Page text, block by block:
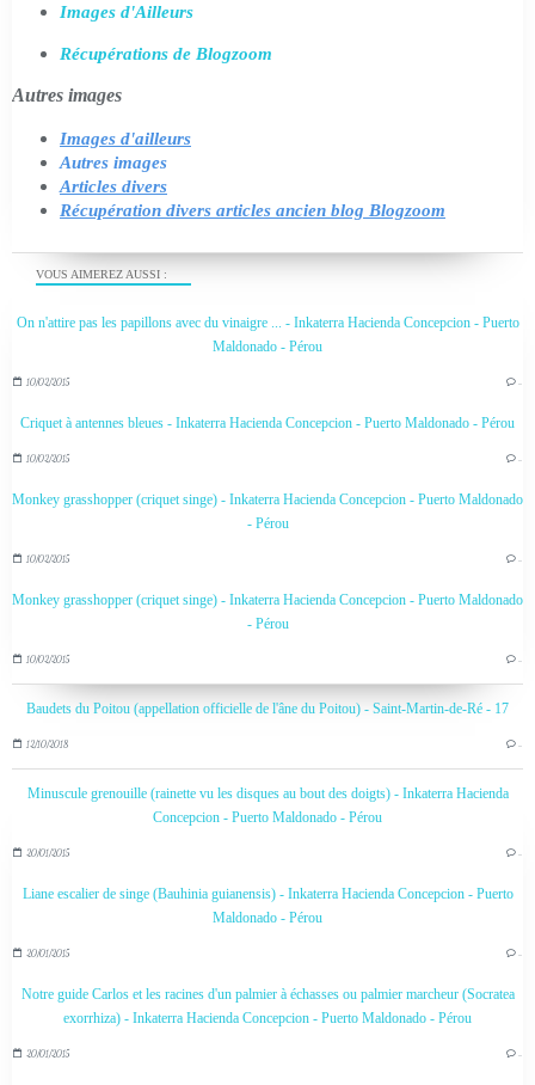
VOUS AIMEREZ AUSSI :
On n'attire pas les papillons avec du vinaigre ... - Inkaterra Hacienda Concepcion - Puerto
Maldonado - Pérou
10/02/2015 …
Criquet à antennes bleues - Inkaterra Hacienda Concepcion - Puerto Maldonado - Pérou
10/02/2015 …
Monkey grasshopper (criquet singe) - Inkaterra Hacienda Concepcion - Puerto Maldonado
- Pérou
10/02/2015 …
Monkey grasshopper (criquet singe) - Inkaterra Hacienda Concepcion - Puerto Maldonado
- Pérou
10/02/2015 …
Baudets du Poitou (appellation officielle de l'âne du Poitou) - Saint-Martin-de-Ré - 17
12/10/2018 …
Minuscule grenouille (rainette vu les disques au bout des doigts) - Inkaterra Hacienda
Concepcion - Puerto Maldonado - Pérou
20/01/2015 …
Liane escalier de singe (Bauhinia guianensis) - Inkaterra Hacienda Concepcion - Puerto
Maldonado - Pérou
20/01/2015 …
Notre guide Carlos et les racines d'un palmier à échasses ou palmier marcheur (Socratea
exorrhiza) - Inkaterra Hacienda Concepcion - Puerto Maldonado - Pérou
20/01/2015 …
Images d'Ailleurs
Récupérations de Blogzoom
Autres images
Images d'ailleurs
Autres images
Articles divers
Récupération divers articles ancien blog Blogzoom